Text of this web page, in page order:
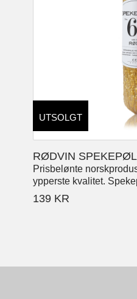
RØDVIN
Prisbelønte
ypperste kvalitet.
139 KR
UTSOLGT